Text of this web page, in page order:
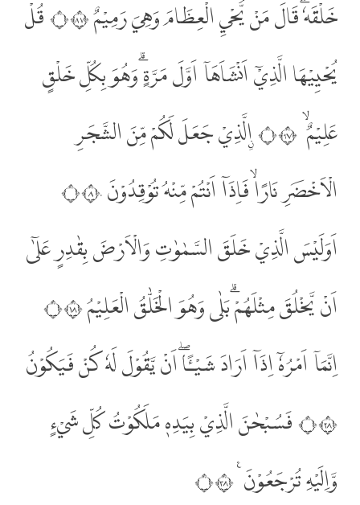
خَلْقَهٗۗ قَالَ مَنْ يُّحْيِ الْعِظَامَ وَهِيَ رَمِيْمٌ ۝٧٨ قُلْ
يُحْيِيْهَا الَّذِيْٓ اَنْشَاَهَآ اَوَّلَ مَرَّةٍ ۗوَهُوَ بِكُلِّ خَلْقٍ
عَلِيْمٌ ۙ ۝٧٩ ِۨالَّذِيْ جَعَلَ لَكُمْ مِّنَ الشَّجَرِ
الْاَخْضَرِ نَارًاۙ فَاِذَآ اَنْتُمْ مِّنْهُ تُوْقِدُوْنَ ۝٨٠
اَوَلَيْسَ الَّذِيْ خَلَقَ السَّمٰوٰتِ وَالْاَرْضَ بِقٰدِرٍ عَلٰٓى
اَنْ يَّخْلُقَ مِثْلَهُمْ ۗبَلٰى وَهُوَ الْخَلّٰقُ الْعَلِيْمُ ۝٨١
اِنَّمَآ اَمْرُهٗٓ اِذَآ اَرَادَ شَيْـًٔاۖ اَنْ يَّقُوْلَ لَهٗ كُنْ فَيَكُوْنُ
۝٨٢ فَسُبْحٰنَ الَّذِيْ بِيَدِهٖ مَلَكُوْتُ كُلِّ شَيْءٍ
وَّاِلَيْهِ تُرْجَعُوْنَ ࣖ ۝٨٣